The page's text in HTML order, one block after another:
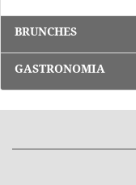
BRUNCHES
GASTRONOMIA